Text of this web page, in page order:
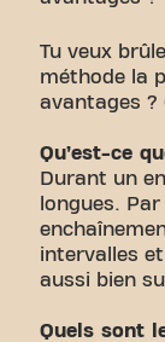
Tu veux
méthode la
avantages ?
Qu’est-ce
Durant un
longues.
intervalles
aussi bien
Quels sont